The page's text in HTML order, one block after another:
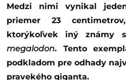
Medzi nimi vynikal jeden jediný – mal mať
priemer 23
ktorýkoľvek iný známy
megalodon. Tento
podkladom pre odhady
pravekého giganta.